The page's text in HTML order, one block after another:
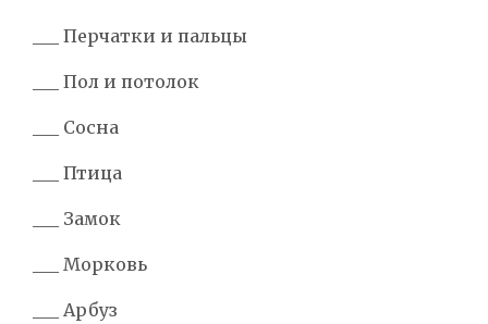
___ Перчатки и пальцы
___ Пол и потолок
___ Сосна
___ Птица
___ Замок
___ Морковь
___ Арбуз